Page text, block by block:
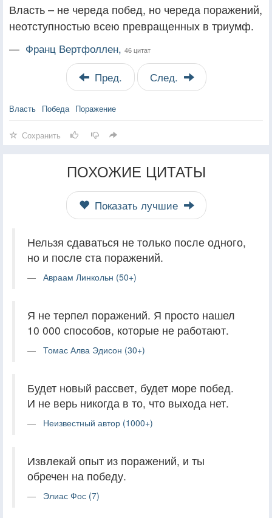
Власть – не череда побед, но череда поражений,
неотступностью всею превращенных в триумф.
— Франц Вертфоллен, 46 цитат
Пред. След.
Власть Победа Поражение
Сохранить
ПОХОЖИЕ ЦИТАТЫ
Показать лучшие
Нельзя сдаваться не только после одного,
но и после ста поражений.
Авраам Линкольн (50+)
Я не терпел поражений. Я просто нашел
10 000 способов, которые не работают.
Томас Алва Эдисон (30+)
Будет новый рассвет, будет море побед.
И не верь никогда в то, что выхода нет.
Неизвестный автор (1000+)
Извлекай опыт из поражений, и ты
обречен на победу.
Элиас Фос (7)